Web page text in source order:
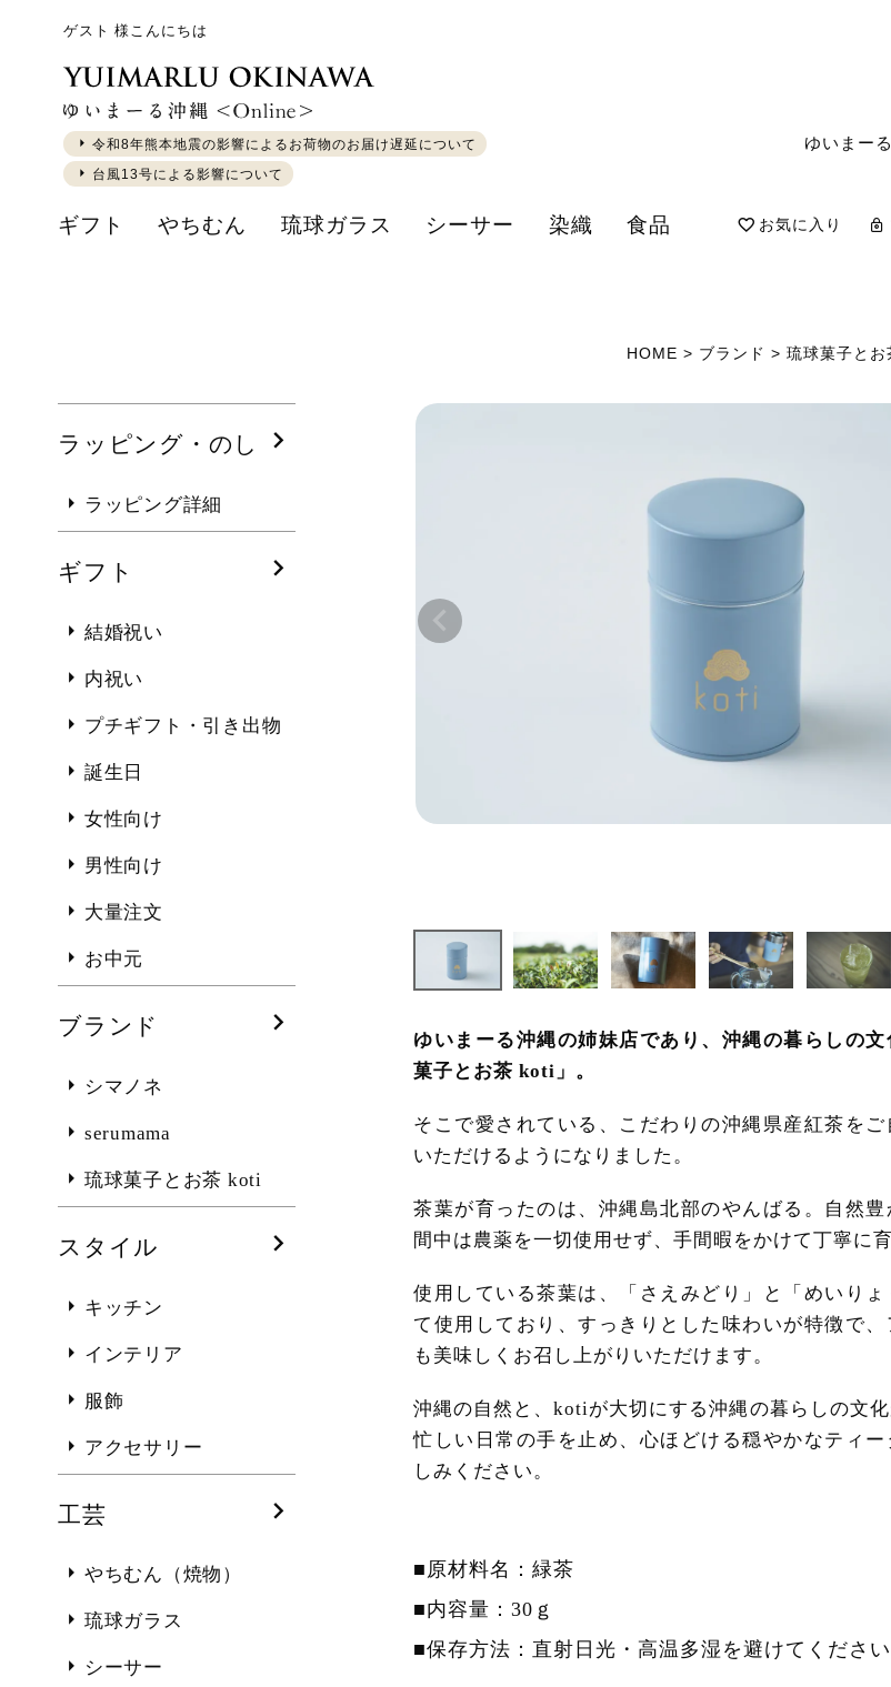
ゲスト 様こんにちは
令和8年熊本地震の影響によるお荷物のお届け遅延について
台風13号による影響について
ゆいまー
ギフト やちむん 琉球ガラス シーサー 染織 食品 お気に入り
HOME ブランド 琉球菓子と
ラッピング・のし
ラッピング詳細
ギフト
結婚祝い
内祝い
プチギフト・引き出物
誕生日
女性向け
男性向け
大量注文
お中元
ブランド
シマノネ
serumama
琉球菓子とお茶 koti
スタイル
キッチン
インテリア
服飾
アクセサリー
工芸
やちむん（焼物）
琉球ガラス
シーサー
ゆいまーる沖縄の姉妹店であり、沖縄の暮らしの
菓子とお茶 koti」。
そこで愛されている、こだわりの沖縄県産紅茶を
いただけるようになりました。
茶葉が育ったのは、沖縄島北部のやんばる。自然
間中は農薬を一切使用せず、手間暇をかけて丁寧に
使用している茶葉は、「さえみどり」と「めいりょ
て使用しており、すっきりとした味わいが特徴で
も美味しくお召し上がりいただけます。
沖縄の自然と、kotiが大切にする沖縄の暮らしの文化
忙しい日常の手を止め、心ほどける穏やかなティ
しみください。
■原材料名：緑茶
■内容量：30ｇ
■保存方法：直射日光・高温多湿を避けてください